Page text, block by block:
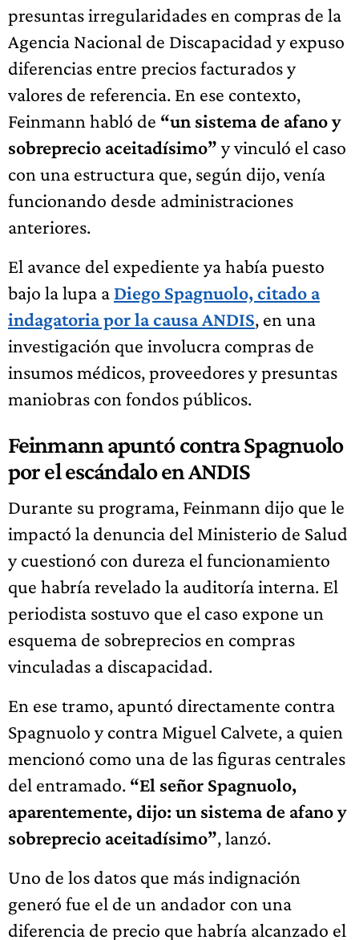
presuntas irregularidades en compras de la
Agencia Nacional de Discapacidad y expuso
diferencias entre precios facturados y
valores de referencia. En ese contexto,
Feinmann habló de “un sistema de afano y
sobreprecio aceitadísimo” y vinculó el caso
con una estructura que, según dijo, venía
funcionando desde administraciones
anteriores.
El avance del expediente ya había puesto
bajo la lupa a Diego Spagnuolo, citado a
indagatoria por la causa ANDIS, en una
investigación que involucra compras de
insumos médicos, proveedores y presuntas
maniobras con fondos públicos.
Feinmann apuntó contra Spagnuolo
por el escándalo en ANDIS
Durante su programa, Feinmann dijo que le
impactó la denuncia del Ministerio de Salud
y cuestionó con dureza el funcionamiento
que habría revelado la auditoría interna. El
periodista sostuvo que el caso expone un
esquema de sobreprecios en compras
vinculadas a discapacidad.
En ese tramo, apuntó directamente contra
Spagnuolo y contra Miguel Calvete, a quien
mencionó como una de las figuras centrales
del entramado. “El señor Spagnuolo,
aparentemente, dijo: un sistema de afano y
sobreprecio aceitadísimo”, lanzó.
Uno de los datos que más indignación
generó fue el de un andador con una
diferencia de precio que habría alcanzado el